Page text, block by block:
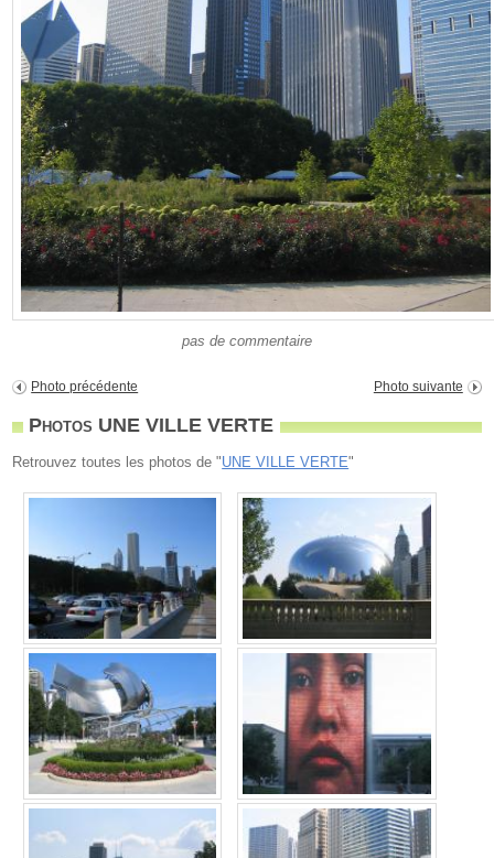
pas de commentaire
Photo précédente Photo suivante
Photos UNE VILLE VERTE
Retrouvez toutes les photos de "UNE VILLE VERTE"